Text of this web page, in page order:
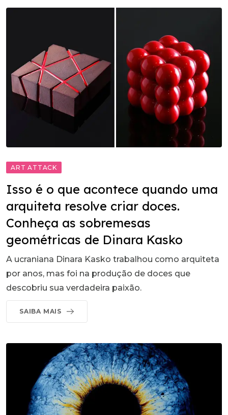
ART ATTACK
Isso é o que acontece quando uma
arquiteta resolve criar doces.
Conheça as sobremesas
geométricas de Dinara Kasko
A ucraniana Dinara Kasko trabalhou como arquiteta
por anos, mas foi na produção de doces que
descobriu sua verdadeira paixão.
SAIBA MAIS